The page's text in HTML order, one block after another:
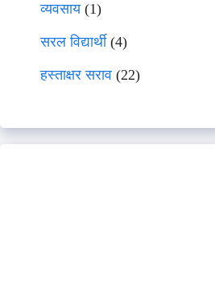
व्यवसाय(1)
सरल विद्यार्थी(4)
हस्ताक्षर सराव (22)